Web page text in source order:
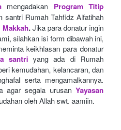
mengadakan
Program Titip
santri Rumah Tahfidz Alfatihah
. Jika para donatur ingin
silahkan isi form dibawah ini,
keikhlasan para donatur
santri yang ada di Rumah
kemudahan, kelancaran, dan
serta mengamalkannya.
agar segala urusan Yayasan
oleh Allah swt. aamiin.